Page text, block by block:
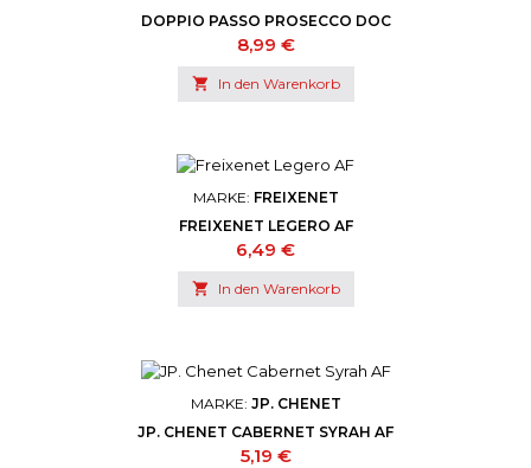
DOPPIO PASSO PROSECCO DOC
Preis
8,99 €
 In den Warenkorb
MARKE: FREIXENET
FREIXENET LEGERO AF
Preis
6,49 €
 In den Warenkorb
MARKE: JP. CHENET
JP. CHENET CABERNET SYRAH AF
Preis
5,19 €